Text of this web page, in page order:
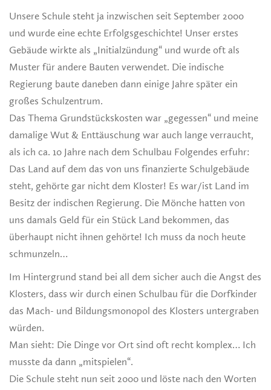
Unsere Schule steht ja inzwischen seit September 2000
und wurde eine echte Erfolgsgeschichte! Unser erstes
Gebäude wirkte als „Initialzündung“ und wurde oft als
Muster für andere Bauten verwendet. Die indische
Regierung baute daneben dann einige Jahre später ein
großes Schulzentrum.
Das Thema Grundstückskosten war „gegessen“ und meine
damalige Wut & Enttäuschung war auch lange verraucht,
als ich ca. 10 Jahre nach dem Schulbau Folgendes erfuhr:
Das Land auf dem das von uns finanzierte Schulgebäude
steht, gehörte gar nicht dem Kloster! Es war/ist Land im
Besitz der indischen Regierung. Die Mönche hatten von
uns damals Geld für ein Stück Land bekommen, das
überhaupt nicht ihnen gehörte! Ich muss da noch heute
schmunzeln…
Im Hintergrund stand bei all dem sicher auch die Angst des
Klosters, dass wir durch einen Schulbau für die Dorfkinder
das Mach- und Bildungsmonopol des Klosters untergraben
würden.
Man sieht: Die Dinge vor Ort sind oft recht komplex… Ich
musste da dann „mitspielen“.
Die Schule steht nun seit 2000 und löste nach den Worten